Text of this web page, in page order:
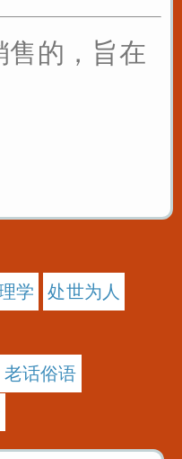
售的，旨在
学 处世为人
话俗语